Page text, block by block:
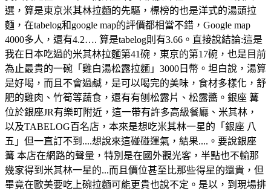
選，算是東京米其林拉麵的先驅，標榜的也是洋式的湯頭拉
麵，在tabelog和google map的評價都相當不錯，Google map
4000多人，還有4.2…. 算是tabelog則有3.66。直接說結論:這是
我在日本吃過的米其林拉麵第41碗，東京的第17碗，也是目前
為止最貴的一碗「雞白湯松露拉麵」3000日幣。坦白說，湯算
是好喝，而且不會過鹹，是可以喝完的美味，食材多樣化，舒
肥的雞肉、竹筍等蔬食，還有有刨松露片、松露醬。銀座 篝
位於銀座JR有樂町附近，這一帶有許多高級餐廳、米其林，
以及TABELOG百名店，本來是想吃米其林一星的「銀座 八
五」但一直訂不到....想說來這碰碰運氣，結果....。要說銀座
篝 本店在網路的聲量，特別是在國外觀光客，半點也不輸那
幾家得到米其林一星的...而且價位甚至比那些得星的還貴，但
畢竟在歐美要吃上碗拉麵可能更貴也說不定。是以，到現場排